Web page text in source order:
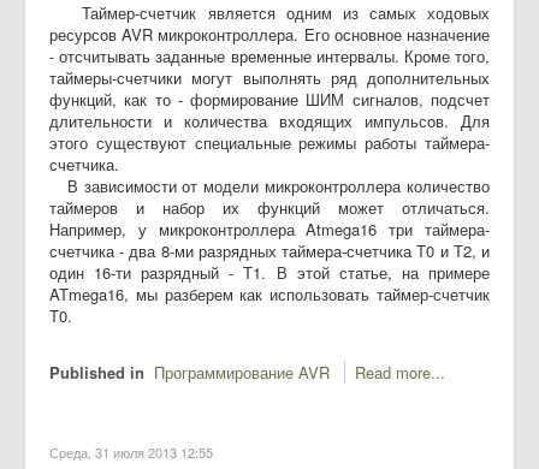
Таймер-счетчик является одним из самых ходовых
ресурсов AVR микроконтроллера. Его основное назначение
- отсчитывать заданные временные интервалы. Кроме того,
таймеры-счетчики могут выполнять ряд дополнительных
функций, как то - формирование ШИМ сигналов, подсчет
длительности и количества входящих импульсов. Для
этого существуют специальные режимы работы таймера-
счетчика.
В зависимости от модели микроконтроллера количество
таймеров и набор их функций может отличаться.
Например, у микроконтроллера Atmega16 три таймера-
счетчика - два 8-ми разрядных таймера-счетчика Т0 и Т2, и
один 16-ти разрядный - Т1. В этой статье, на примере
ATmega16, мы разберем как использовать таймер-счетчик
Т0.
Published in Программирование AVR Read more...
Среда, 31 июля 2013 12:55